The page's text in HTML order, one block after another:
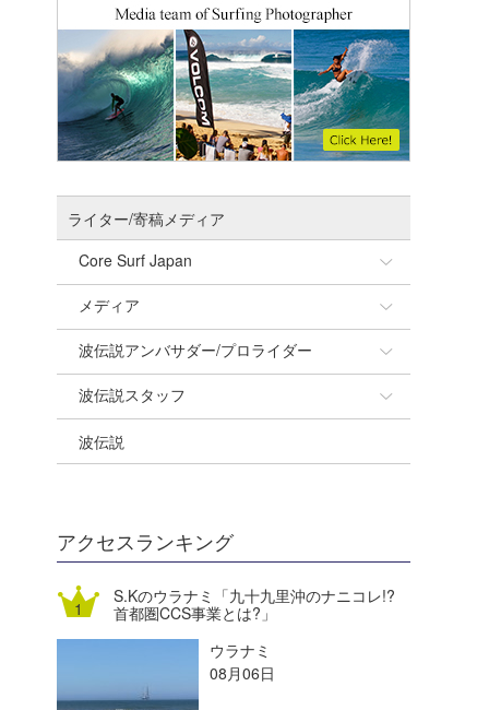
ライター/寄稿メディア
Core Surf Japan
Naoya Kimoto
mitsuteru Kamio
Yasunari Inoue
Yoshiyuki Obata
DELTA FORCE SURF
熊谷素子
メディア
SURFMEDIA
Colors MAGAZINE
WAVAL
波伝説アンバサダー/プロライダー
福島寿実子
中浦“JET”章
進士剛光
植村未来
波伝説スタッフ
☆加藤
Aichan
ECE
波伝説
アクセスランキング
S.Kのウラナミ「九十九里沖のナニコレ!?
首都圏CCS事業とは?」
ウラナミ
08月06日